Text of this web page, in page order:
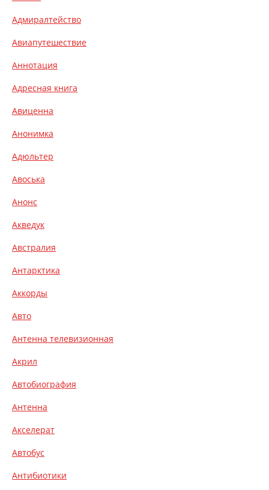
Адмиралтейство
Авиапутешествие
Аннотация
Адресная книга
Авиценна
Анонимка
Адюльтер
Авоська
Анонс
Акведук
Австралия
Антарктика
Аккорды
Авто
Антенна телевизионная
Акрил
Автобиография
Антенна
Акселерат
Автобус
Антибиотики